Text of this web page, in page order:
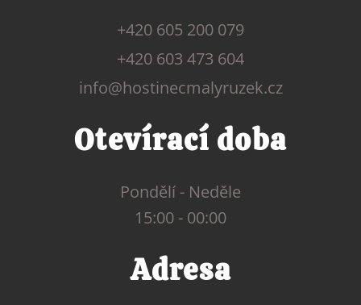
+420 605 200 079
+420 603 473 604
info@hostinecmalyruzek.cz
Otevírací doba
Pondělí - Neděle
15:00 - 00:00
Adresa